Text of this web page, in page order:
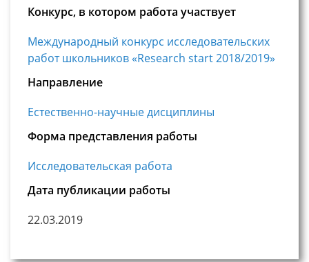
Конкурс, в котором работа участвует
Международный конкурс исследовательских
работ школьников «Research start 2018/2019»
Направление
Естественно-научные дисциплины
Форма представления работы
Исследовательская работа
Дата публикации работы
22.03.2019